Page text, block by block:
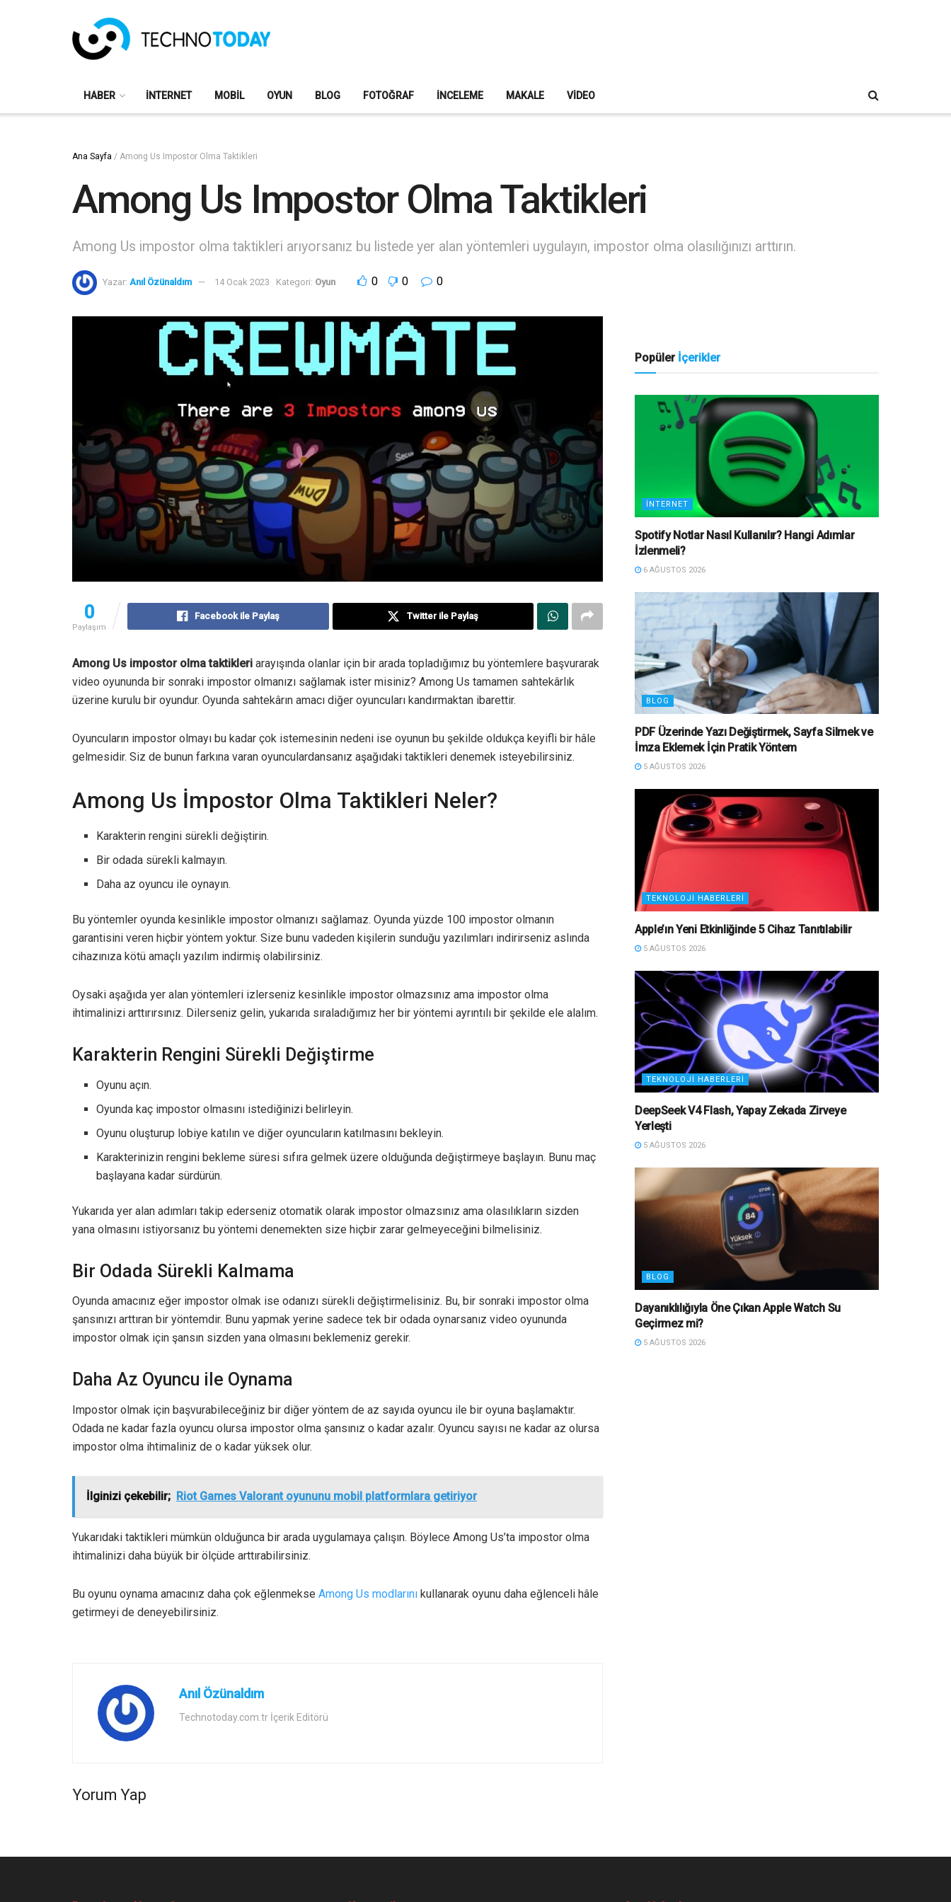
HABER İNTERNET MOBIL OYUN BLOG FOTOĞRAF İNCELEME MAKALE VIDEO
Ana Sayfa / Among Us Impostor Olma Taktikleri
Among Us Impostor Olma Taktikleri
Among Us impostor olma taktikleri arıyorsanız bu listede yer alan yöntemleri uygulayın, impostor olma olasılığınızı arttırın.
Yazar: Anıl Özünaldım 14 Ocak 2023 Kategori: Oyun 0 0 0
0
Paylaşım
Facebook ile Paylaş Twitter ile Paylaş
Among Us impostor olma taktikleri arayışında olanlar için bir arada topladığımız bu yöntemlere başvurarak
video oyununda bir sonraki impostor olmanızı sağlamak ister misiniz? Among Us tamamen sahtekârlık
üzerine kurulu bir oyundur. Oyunda sahtekârın amacı diğer oyuncuları kandırmaktan ibarettir.
Oyuncuların impostor olmayı bu kadar çok istemesinin nedeni ise oyunun bu şekilde oldukça keyifli bir hâle
gelmesidir. Siz de bunun farkına varan oyunculardansanız aşağıdaki taktikleri denemek isteyebilirsiniz.
Among Us İmpostor Olma Taktikleri Neler?
Karakterin rengini sürekli değiştirin.
Bir odada sürekli kalmayın.
Daha az oyuncu ile oynayın.
Bu yöntemler oyunda kesinlikle impostor olmanızı sağlamaz. Oyunda yüzde 100 impostor olmanın
garantisini veren hiçbir yöntem yoktur. Size bunu vadeden kişilerin sunduğu yazılımları indirirseniz aslında
cihazınıza kötü amaçlı yazılım indirmiş olabilirsiniz.
Oysaki aşağıda yer alan yöntemleri izlerseniz kesinlikle impostor olmazsınız ama impostor olma
ihtimalinizi arttırırsınız. Dilerseniz gelin, yukarıda sıraladığımız her bir yöntemi ayrıntılı bir şekilde ele alalım.
Karakterin Rengini Sürekli Değiştirme
Oyunu açın.
Oyunda kaç impostor olmasını istediğinizi belirleyin.
Oyunu oluşturup lobiye katılın ve diğer oyuncuların katılmasını bekleyin.
Karakterinizin rengini bekleme süresi sıfıra gelmek üzere olduğunda değiştirmeye başlayın. Bunu maç
başlayana kadar sürdürün.
Yukarıda yer alan adımları takip ederseniz otomatik olarak impostor olmazsınız ama olasılıkların sizden
yana olmasını istiyorsanız bu yöntemi denemekten size hiçbir zarar gelmeyeceğini bilmelisiniz.
Bir Odada Sürekli Kalmama
Oyunda amacınız eğer impostor olmak ise odanızı sürekli değiştirmelisiniz. Bu, bir sonraki impostor olma
şansınızı arttıran bir yöntemdir. Bunu yapmak yerine sadece tek bir odada oynarsanız video oyununda
impostor olmak için şansın sizden yana olmasını beklemeniz gerekir.
Daha Az Oyuncu ile Oynama
Impostor olmak için başvurabileceğiniz bir diğer yöntem de az sayıda oyuncu ile bir oyuna başlamaktır.
Odada ne kadar fazla oyuncu olursa impostor olma şansınız o kadar azalır. Oyuncu sayısı ne kadar az olursa
impostor olma ihtimaliniz de o kadar yüksek olur.
İlginizi çekebilir; Riot Games Valorant oyununu mobil platformlara getiriyor
Yukarıdaki taktikleri mümkün olduğunca bir arada uygulamaya çalışın. Böylece Among Us’ta impostor olma
ihtimalinizi daha büyük bir ölçüde arttırabilirsiniz.
Bu oyunu oynama amacınız daha çok eğlenmekse Among Us modlarını kullanarak oyunu daha eğlenceli hâle
getirmeyi de deneyebilirsiniz.
Anıl Özünaldım
Technotoday.com.tr İçerik Editörü
Yorum Yap
Popüler İçerikler
İNTERNET
Spotify Notlar Nasıl Kullanılır? Hangi Adımlar
İzlenmeli?
6 AĞUSTOS 2026
BLOG
PDF Üzerinde Yazı Değiştirmek, Sayfa Silmek ve
İmza Eklemek İçin Pratik Yöntem
5 AĞUSTOS 2026
TEKNOLOJI HABERLERI
Apple’ın Yeni Etkinliğinde 5 Cihaz Tanıtılabilir
5 AĞUSTOS 2026
TEKNOLOJI HABERLERI
DeepSeek V4 Flash, Yapay Zekada Zirveye
Yerleşti
5 AĞUSTOS 2026
BLOG
Dayanıklılığıyla Öne Çıkan Apple Watch Su
Geçirmez mi?
5 AĞUSTOS 2026